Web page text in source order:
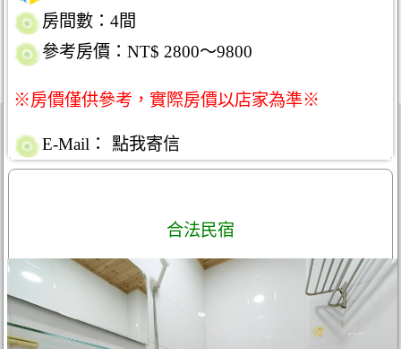
房間數：4間
參考房價：NT$ 2800～9800
※房價僅供參考，實際房價以店家為準※
E-Mail： 點我寄信
合法民宿